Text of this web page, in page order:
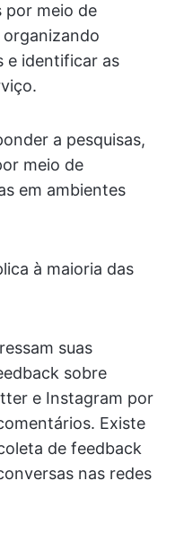
por meio de
e identificar as
a pesquisas,
meio de
em ambientes
à maioria das
suas
sobre
e Instagram por
Existe
de feedback
nas redes